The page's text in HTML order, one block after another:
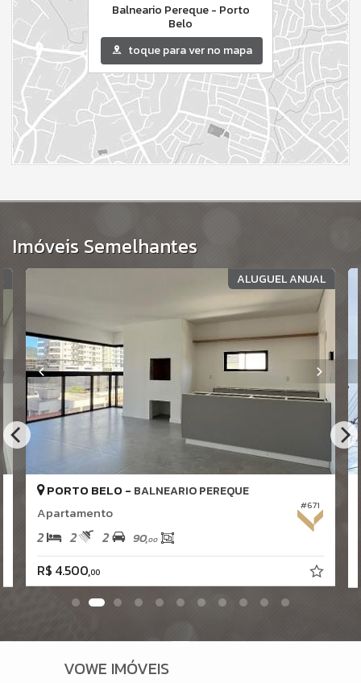
Balneario Pereque - Porto
Belo
toque para ver no mapa
Imóveis Semelhantes
ALUGUEL ANUAL
#671
PORTO BELO - BALNEARIO PEREQUE
Apartamento
2 2 2 90,00
R$ 4.500,00
VOWE IMÓVEIS